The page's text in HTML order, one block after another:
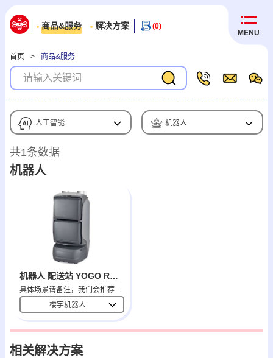
商品&服务 解决方案 (0)
MENU
首页 > 商品&服务
人工智能 机器人
共1条数据
机器人
机器人 配送站 YOGO ROBOT
楼宇机器人
相关解决方案